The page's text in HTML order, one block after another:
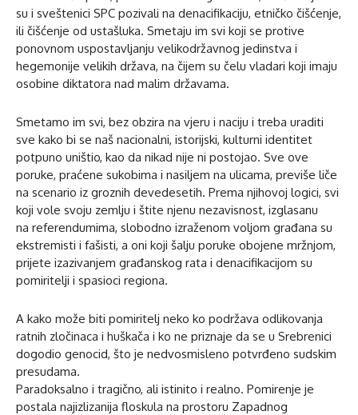
su i sveštenici SPC pozivali na denacifikaciju, etničko čišćenje,
ili čišćenje od ustašluka. Smetaju im svi koji se protive
ponovnom uspostavljanju velikodržavnog jedinstva i
hegemonije velikih država, na čijem su čelu vladari koji imaju
osobine diktatora nad malim državama.
Smetamo im svi, bez obzira na vjeru i naciju i treba uraditi
sve kako bi se naš nacionalni, istorijski, kulturni identitet
potpuno uništio, kao da nikad nije ni postojao. Sve ove
poruke, praćene sukobima i nasiljem na ulicama, previše liče
na scenario iz groznih devedesetih. Prema njihovoj logici, svi
koji vole svoju zemlju i štite njenu nezavisnost, izglasanu
na referendumima, slobodno izraženom voljom građana su
ekstremisti i fašisti, a oni koji šalju poruke obojene mržnjom,
prijete izazivanjem građanskog rata i denacifikacijom su
pomiritelji i spasioci regiona.
A kako može biti pomiritelj neko ko podržava odlikovanja
ratnih zločinaca i huškača i ko ne priznaje da se u Srebrenici
dogodio genocid, što je nedvosmisleno potvrđeno sudskim
presudama.
Paradoksalno i tragično, ali istinito i realno. Pomirenje je
postala najizlizanija floskula na prostoru Zapadnog